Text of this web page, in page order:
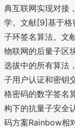
典互联网实现对接
学。文献[9]基于格
子环签名算法。文
物联网的后量子区
选拔中的所有算法
子用户认证和密钥
格密码的数字签名
构下的抗量子安全
码方案Rainbow相